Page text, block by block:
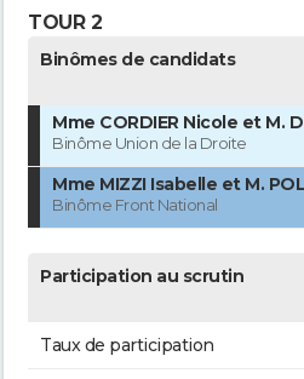
TOUR 2
Binômes de candidats
Mme CORDIER Nicole et M.
Binôme Union de la Droite
Mme MIZZI Isabelle et M.
Binôme Front National
Participation au scrutin
Taux de participation